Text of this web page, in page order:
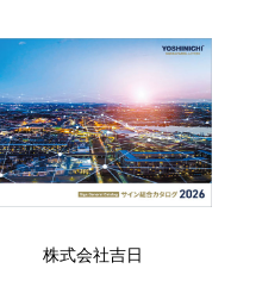
株式会社吉日